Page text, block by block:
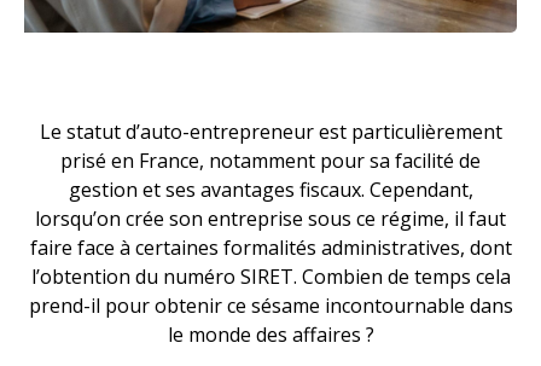
Le statut d’auto-entrepreneur est particulièrement
prisé en France, notamment pour sa facilité de
gestion et ses avantages fiscaux. Cependant,
lorsqu’on crée son entreprise sous ce régime, il faut
faire face à certaines formalités administratives, dont
l’obtention du numéro SIRET. Combien de temps cela
prend-il pour obtenir ce sésame incontournable dans
le monde des affaires ?